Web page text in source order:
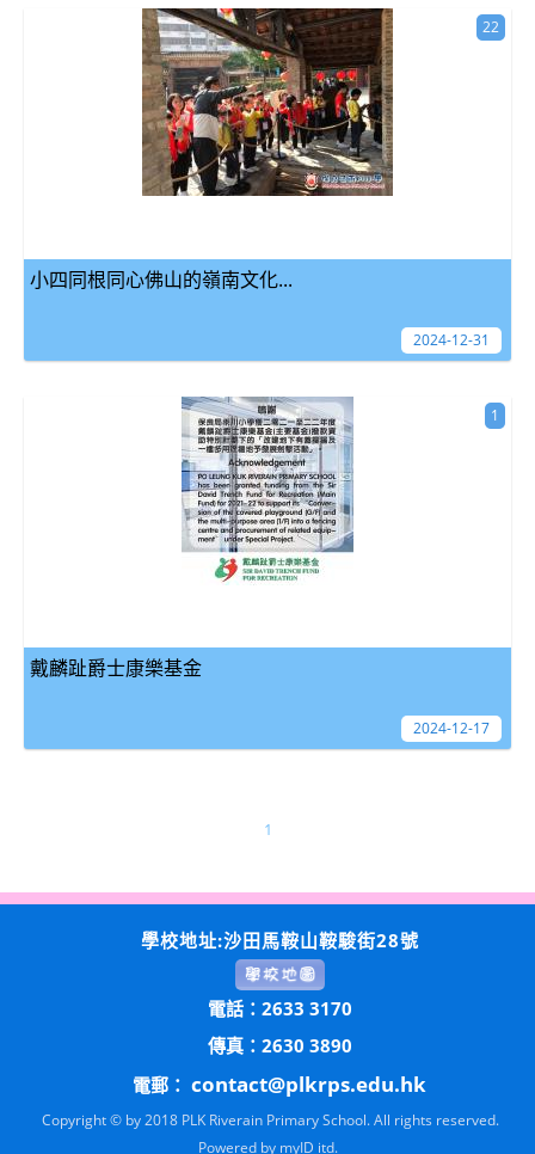
小四同根同心佛山的嶺南文化...
22
2024-12-31
戴麟趾爵士康樂基金
1
2024-12-17
1
學校地址:沙田馬鞍山鞍駿街28號
電話：2633 3170
傳真：2630 3890
電郵： contact@plkrps.edu.hk
Copyright © by 2018 PLK Riverain Primary School. All rights reserved.
Powered by myID itd.